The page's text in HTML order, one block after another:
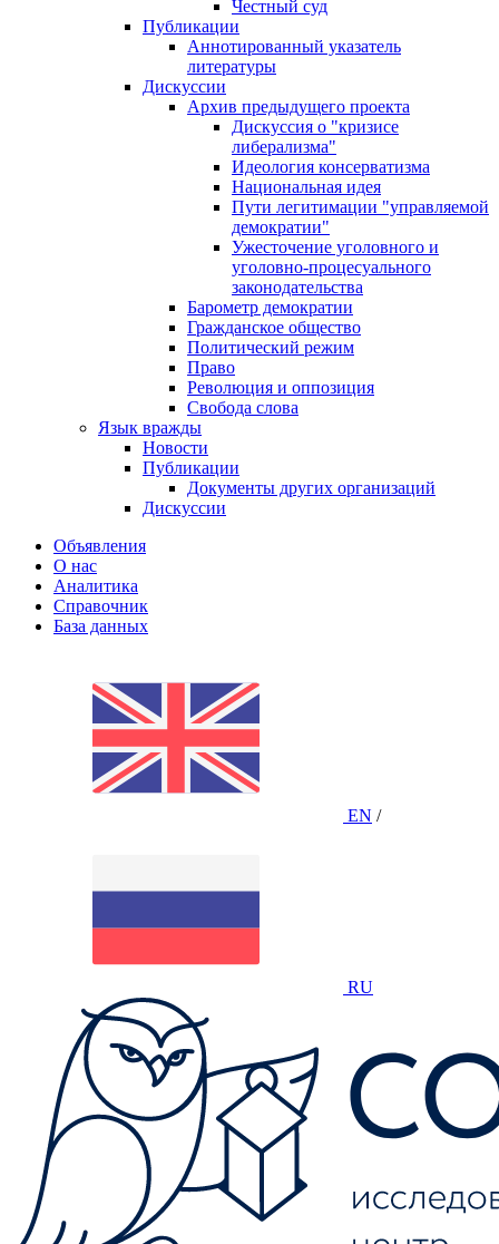
Честный суд
Публикации
Аннотированный указатель
литературы
Дискуссии
Архив предыдущего проекта
Дискуссия о "кризисе
либерализма"
Идеология консерватизма
Национальная идея
Пути легитимации "управляемой
демократии"
Ужесточение уголовного и
уголовно-процесуального
законодательства
Барометр демократии
Гражданское общество
Политический режим
Право
Революция и оппозиция
Свобода слова
Язык вражды
Новости
Публикации
Документы других организаций
Дискуссии
Объявления
О нас
Аналитика
Справочник
База данных
EN /
RU